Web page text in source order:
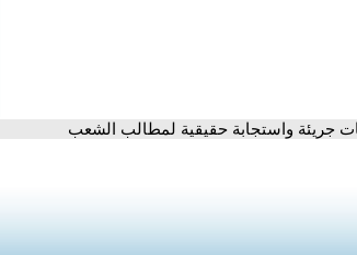
جريئة واستجابة حقيقية لمطالب الشعب